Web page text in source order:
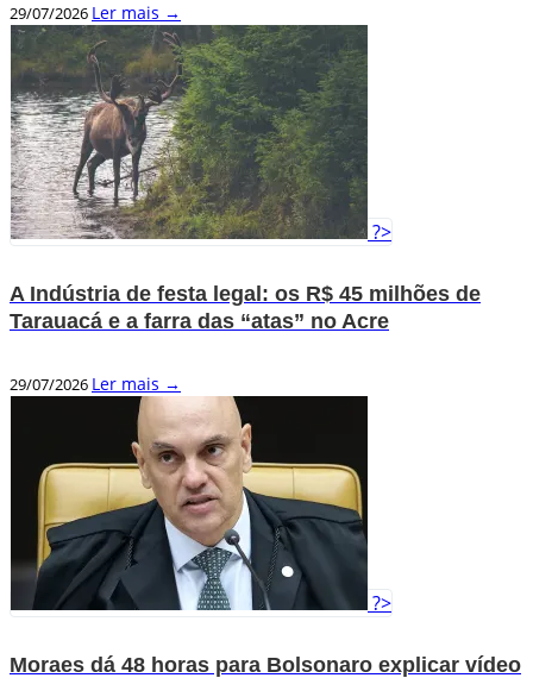
29/07/2026 Ler mais →
?>
A Indústria de festa legal: os R$ 45 milhões de
Tarauacá e a farra das “atas” no Acre
29/07/2026 Ler mais →
?>
Moraes dá 48 horas para Bolsonaro explicar vídeo